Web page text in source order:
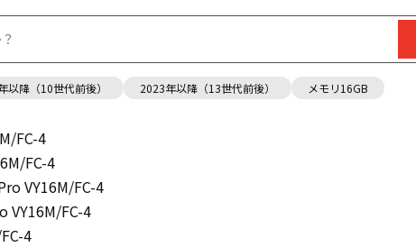
以降（10世代前後） 2023年以降（13世代前後） メモリ16GB
FC-4
FC-4
VY16M/FC-4
VY16M/FC-4
4